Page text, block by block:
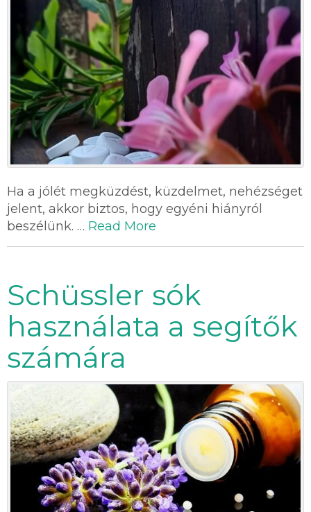
Ha a jólét megküzdést, küzdelmet, nehézséget
jelent, akkor biztos, hogy egyéni hiányról
beszélünk. … Read More
Schüssler sók
használata a segítők
számára